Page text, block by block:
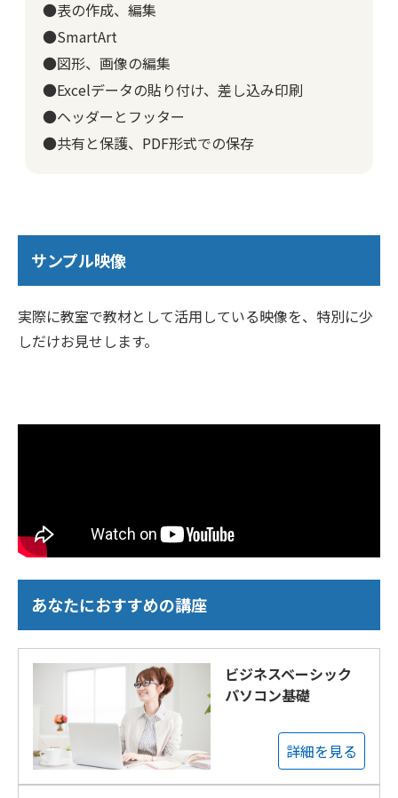
●表の作成、編集
●SmartArt
●図形、画像の編集
●Excelデータの貼り付け、差し込み印刷
●ヘッダーとフッター
●共有と保護、PDF形式での保存
サンプル映像
実際に教室で教材として活用している映像を、特別に少
しだけお見せします。
あなたにおすすめの講座
ビジネスベーシック
パソコン基礎
詳細を見る